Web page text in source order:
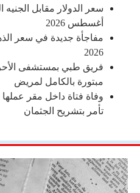
أغسطس 2026
2026
فريق طبي بمستشفى
مبتورة بالكامل لمريض
وفاة فتاة داخل مقر
تأمر بتشريح الجثمان